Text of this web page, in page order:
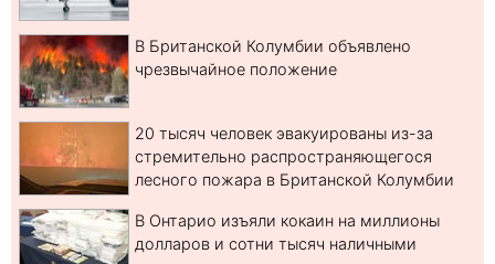
В Британской Колумбии объявлено
чрезвычайное положение
20 тысяч человек эвакуированы из-за
стремительно распространяющегося
лесного пожара в Британской Колумбии
В Онтарио изъяли кокаин на миллионы
долларов и сотни тысяч наличными